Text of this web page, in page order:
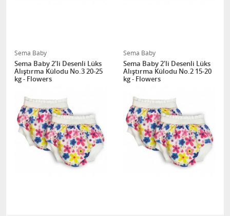
Sema Baby
Sema Baby 2'li Desenli Lüks
Alıştırma Külodu No.3 20-25
kg - Flowers
Sema Baby
Sema Baby 2'li Desenli Lüks
Alıştırma Külodu No.2 15-20
kg - Flowers